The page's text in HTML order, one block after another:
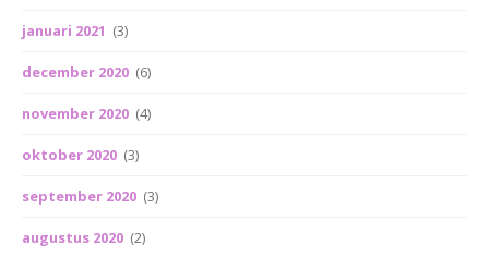
januari 2021 (3)
december 2020 (6)
november 2020 (4)
oktober 2020 (3)
september 2020 (3)
augustus 2020 (2)